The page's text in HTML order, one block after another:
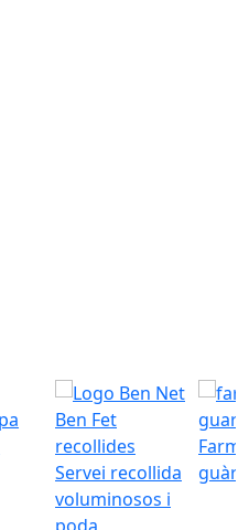
Servei recollida
voluminosos i